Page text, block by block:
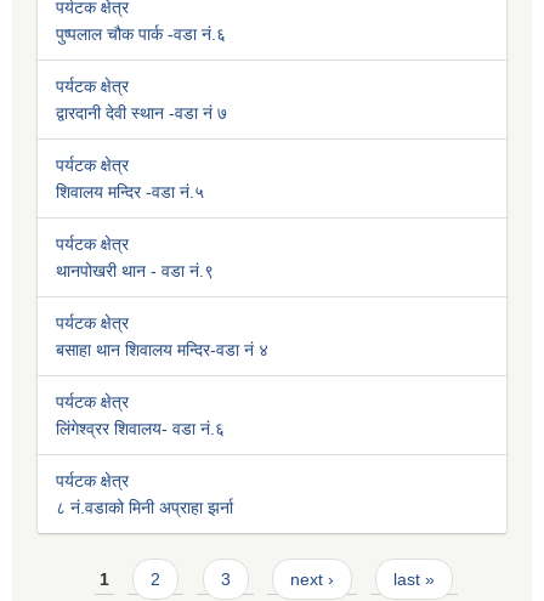
पर्यटक क्षेत्र
पुष्पलाल चौक पार्क -वडा नं.६
पर्यटक क्षेत्र
द्वारदानी देवी स्थान -वडा नं ७
पर्यटक क्षेत्र
शिवालय मन्दिर -वडा नं.५
पर्यटक क्षेत्र
थानपोखरी थान - वडा नं.९
पर्यटक क्षेत्र
बसाहा थान शिवालय मन्दिर-वडा नं ४
पर्यटक क्षेत्र
लिंगेश्व्रर शिवालय- वडा नं.६
पर्यटक क्षेत्र
८ नं.वडाको मिनी अप्राहा झर्ना
Pages
1 2 3 next › last »